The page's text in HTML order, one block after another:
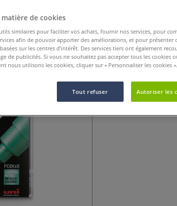
Coffret de
PC-8K
Le Coffrets est
de cookies
similaires pour faciliter vos achats, fournir nos services, pour
afin de pouvoir apporter des améliorations, et pour présenter
sur les centres d’intérêt. Des services tiers ont également
de publicités. Si vous ne souhaitez pas accepter tous les cookies
nous utilisons les cookies, cliquer sur « Personnaliser les cookies ».
Tout refuser Autoriser les